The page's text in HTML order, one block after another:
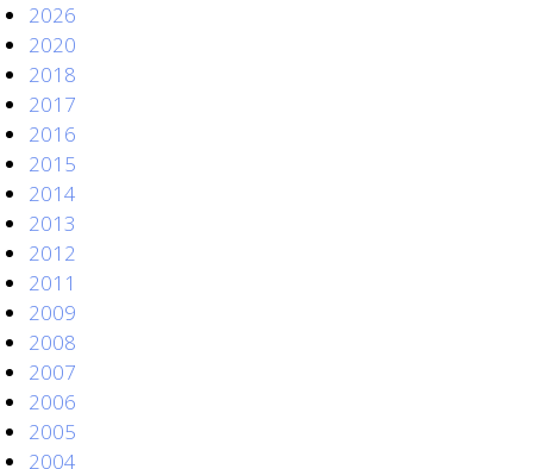
2026
2020
2018
2017
2016
2015
2014
2013
2012
2011
2009
2008
2007
2006
2005
2004